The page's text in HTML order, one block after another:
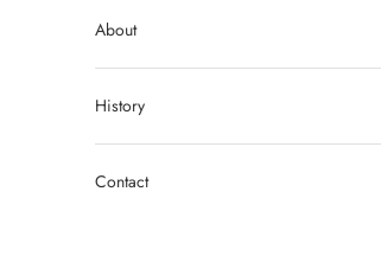
About
History
Contact